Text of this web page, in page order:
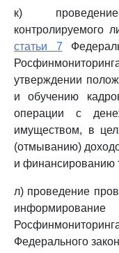
к)
контролируемого
статьи 7
утверждении
и обучению
операции с
имуществом, в
(отмыванию)
и финансированию
л) проведение
Федерального